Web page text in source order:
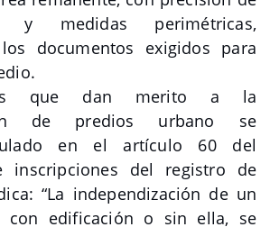
y medidas perimétricas,
documentos exigidos para
que dan merito a la
de predios urbano se
en el artículo 60 del
inscripciones del registro de
“La independización de un
con edificación o sin ella, se